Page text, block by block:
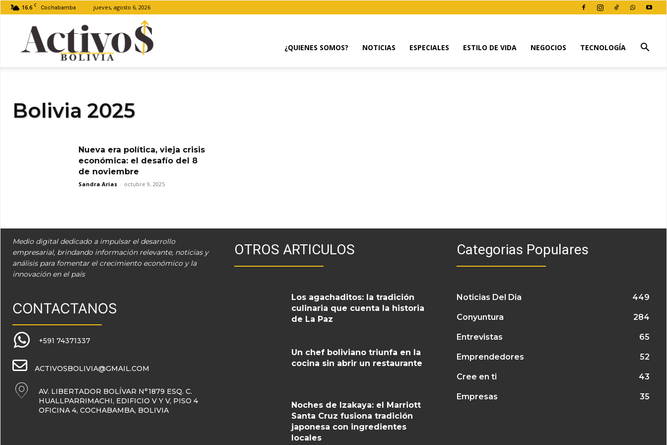
16.6 C Cochabamba jueves, agosto 6, 2026
¿QUIENES SOMOS? NOTICIAS ESPECIALES ESTILO DE VIDA NEGOCIOS TECNOLOGÍA
Bolivia 2025
Nueva era política, vieja crisis
económica: el desafío del 8
de noviembre
Sandra Arias - octubre 9, 2025
Medio digital dedicado a impulsar el desarrollo
empresarial, brindando información relevante, noticias y
análisis para fomentar el crecimiento económico y la
innovación en el país
CONTACTANOS
+591 74371337
ACTIVOSBOLIVIA@GMAIL.COM
AV. LIBERTADOR BOLÍVAR N°1879 ESQ. C.
HUALLPARRIMACHI, EDIFICIO V Y V, PISO 4
OFICINA 4, COCHABAMBA, BOLIVIA
OTROS ARTICULOS
Los agachaditos: la tradición
culinaria que cuenta la historia
de La Paz
Un chef boliviano triunfa en la
cocina sin abrir un restaurante
Noches de Izakaya: el Marriott
Santa Cruz fusiona tradición
japonesa con ingredientes
locales
Categorias Populares
Noticias Del Dia 449
Conyuntura 284
Entrevistas 65
Emprendedores 52
Cree en ti 43
Empresas 35